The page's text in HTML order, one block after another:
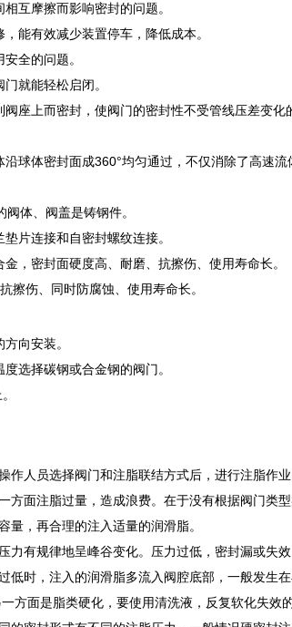
互摩擦而影响密封的问题。
能有效减少装置停车，降低成本。
全的问题。
就能轻松启闭。
座上而密封，使阀门的密封性不受管线压差变化
球体密封面成360°均匀通过，不仅消除了高速
体、阀盖是铸钢件。
片连接和自密封螺纹连接。
，密封面硬度高、耐磨、抗擦伤、使用寿命长。
擦伤、同时防腐蚀、使用寿命长。
向安装。
选择碳钢或合金钢的阀门。
作人员选择阀门和注脂联结方式后，进行注脂作
方面注脂过量，造成浪费。在于没有根据阀门类
，再合理的注入适量的润滑脂。
有规律地呈峰谷变化。压力过低，密封漏或失效
低时，注入的润滑脂多流入阀腔底部，一般发生
方面是脂类硬化，要使用清洗液，反复软化失效